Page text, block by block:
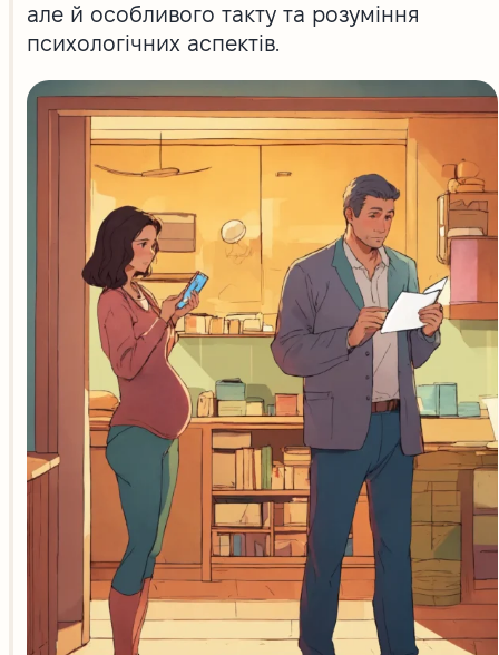
але й особливого такту та розуміння
психологічних аспектів.